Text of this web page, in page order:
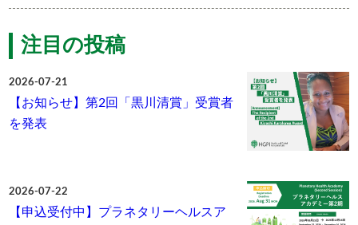
注目の投稿
2026-07-21
【お知らせ】第2回「黒川清賞」受賞者
を発表
2026-07-22
【申込受付中】プラネタリーヘルスア